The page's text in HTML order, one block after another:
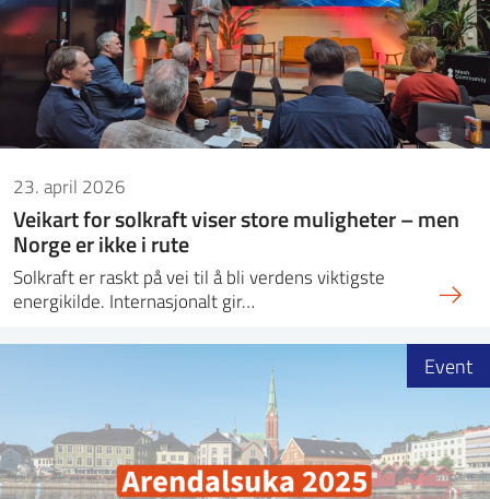
IFE
PRESSE ENGLISH
23. april 2026
Veikart for solkraft viser store muligheter – men
Norge er ikke i rute
Solkraft er raskt på vei til å bli verdens viktigste
energikilde. Internasjonalt gir…
Event